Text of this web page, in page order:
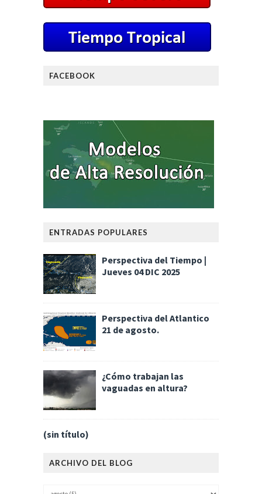
FACEBOOK
ENTRADAS POPULARES
Perspectiva del Tiempo |
Jueves 04 DIC 2025
Perspectiva del Atlantico
21 de agosto.
¿Cómo trabajan las
vaguadas en altura?
(sin título)
ARCHIVO DEL BLOG